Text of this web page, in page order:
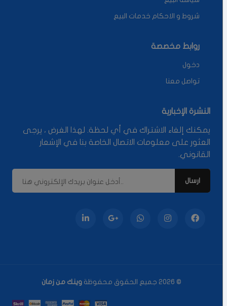
شروط و الاحكام خدمات البيع
روابط مخصصة
دخول
تواصل معنا
النشرة الإخبارية
يمكنك إلغاء الاشتراك في أي لحظة. لهذا الغرض ، يرجى
العثور على معلومات الاتصال الخاصة بنا في الإشعار
القانوني.
© 2026 جميع الحقوق محفوظة وينك من زمان